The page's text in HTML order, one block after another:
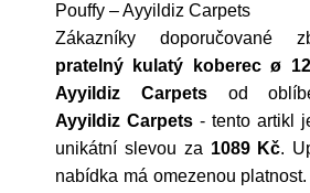
Pouffy – Ayyildiz Carpets
Zákazníky doporučované
pratelný kulatý koberec ø
Ayyildiz Carpetsod
Ayyildiz Carpets - tento artikl
unikátní slevou za 1089 Kč.
nabídka má omezenou